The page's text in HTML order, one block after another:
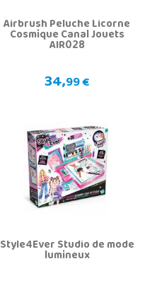
Airbrush Peluche Licorne
Cosmique Canal Jouets
AIR028
34,99 €
Style4Ever Studio de mode
lumineux